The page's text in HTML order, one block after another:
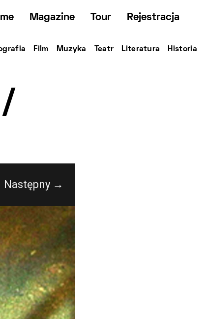
Magazine Tour Rejestracja
Film Muzyka Teatr Literatura Historia
Następny →